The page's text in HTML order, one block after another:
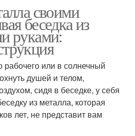
трубы
Материалы для основы
своими
беседка из
руками:
или в солнечный
душей и телом,
сидя в беседке, у себя
из металла, которая
лет, не представит вам